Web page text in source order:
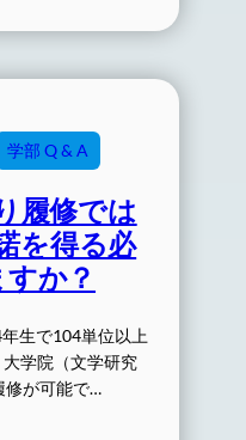
学部 Q & A
履修では
を得る必
か？
生で104単位以上
学院（文学研究
修が可能で…